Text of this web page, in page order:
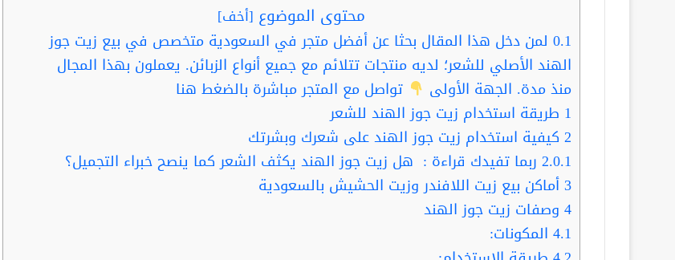
محتوى الموضوع [أخف]
0.1 لمن دخل هذا المقال بحثا عن أفضل متجر في السعودية متخصص في بيع زيت جوز
الهند الأصلي للشعر؛ لديه منتجات تتلائم مع جميع أنواع الزبائن. يعملون بهذا المجال
منذ مدة. الجهة الأولى
تواصل مع المتجر مباشرة بالضغط هنا
1 طريقة استخدام زيت جوز الهند للشعر
2 كيفية استخدام زيت جوز الهند على شعرك وبشرتك
2.0.1 ربما تفيدك قراءة : هل زيت جوز الهند يكثف الشعر كما ينصح خبراء التجميل؟
3أماكن بيع زيت اللافندر وزيت الحشيش بالسعودية
4 وصفات زيت جوز الهند
4.1 المكونات: